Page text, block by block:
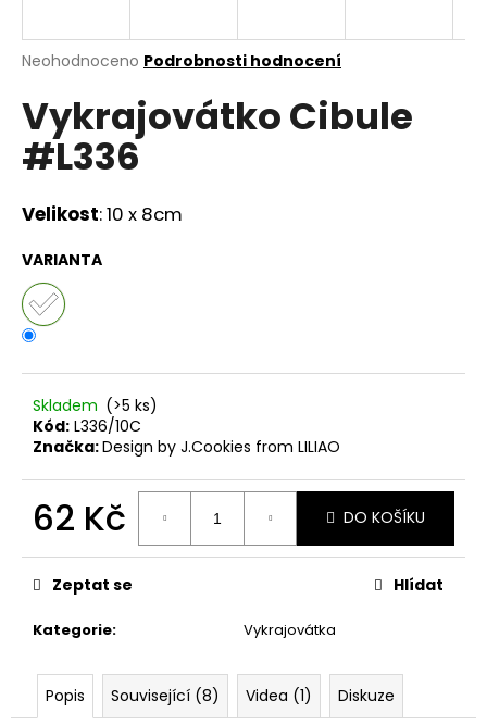
Průměrné
produktu
je
0,0
z
hvězdiček.
Neohodnoceno Podrobnosti hodnocení
Vykrajovátko Cibule
#L336
Velikost:10 x 8cm
VARIANTA
Skladem (>5 ks)
Kód: L336/10C
Značka:Design by J.Cookies from LILIAO
62 Kč
cena:
DO KOŠÍKU
Kategorie: Vykrajovátka
Zeptat se Hlídat
Popis Související (8) Videa (1) Diskuze
j
t
?
D
o
p
o
č
u
e
m
VYKRAJOVÁTKA
ŠKOLA
#860